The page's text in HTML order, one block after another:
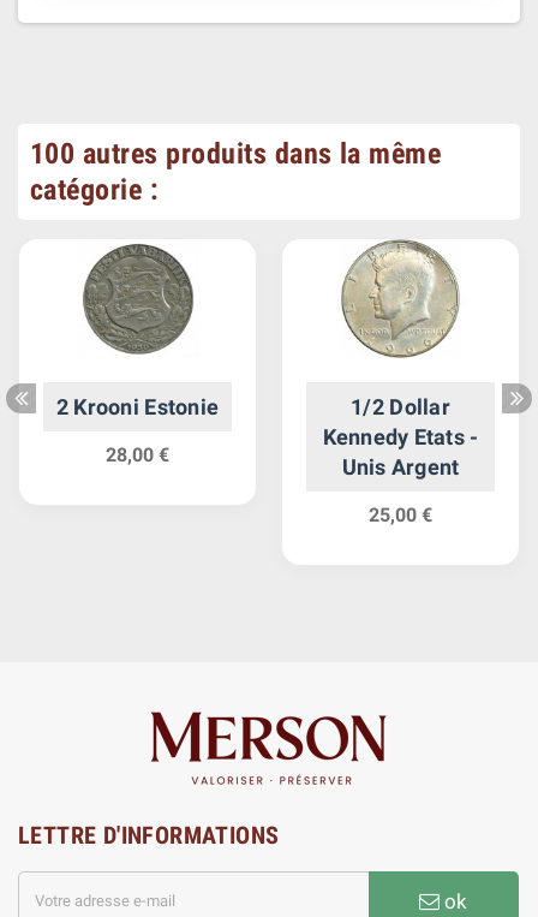
100 autres produits dans la même
catégorie :
2 Krooni Estonie
28,00 €
1/2 Dollar
Kennedy Etats -
Unis Argent
25,00 €
LETTRE D'INFORMATIONS
ok